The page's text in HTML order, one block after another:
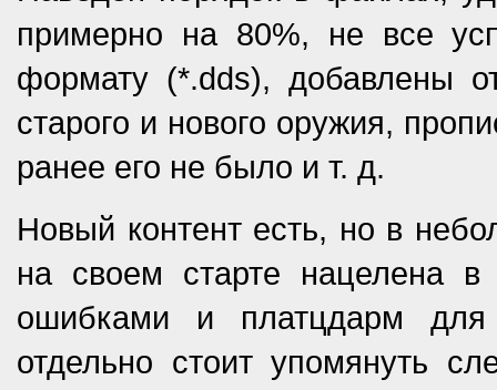
примерно на 80%, не все
формату (*.dds), добавлены
старого и нового оружия,
ранее его не было и т. д.
Новый контент есть, но в
на своем старте нацелена
ошибками и платцдарм
отдельно стоит упомянуть